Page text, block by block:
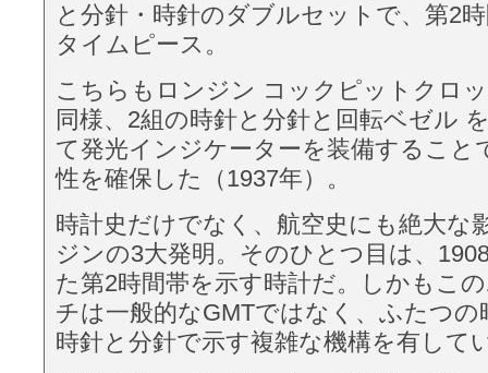
と分針・時針のダブルセットで、第2
タイムピース。
こちらもロンジン コックピットクロ
同様、2組の時針と分針と回転ベゼル
て発光インジケーターを装備すること
性を確保した（1937年）。
時計史だけでなく、航空史にも絶大な
ジンの3大発明。そのひとつ目は、
た第2時間帯を示す時計だ。しかもこ
チは一般的なGMTではなく、ふたつ
時針と分針で示す複雑な機構を有して